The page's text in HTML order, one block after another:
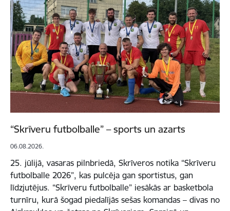
“Skrīveru futbolballe” – sports un azarts
06.08.2026.
25. jūlijā, vasaras pilnbriedā, Skrīveros notika “Skrīveru
futbolballe 2026”, kas pulcēja gan sportistus, gan
līdzjutējus. “Skrīveru futbolballe” iesākās ar basketbola
turnīru, kurā šogad piedalījās sešas komandas – divas no